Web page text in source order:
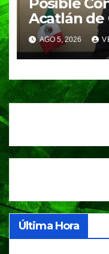
Posible
Acatlán de
en una
espera
AGO 5, 2026
Última Hora